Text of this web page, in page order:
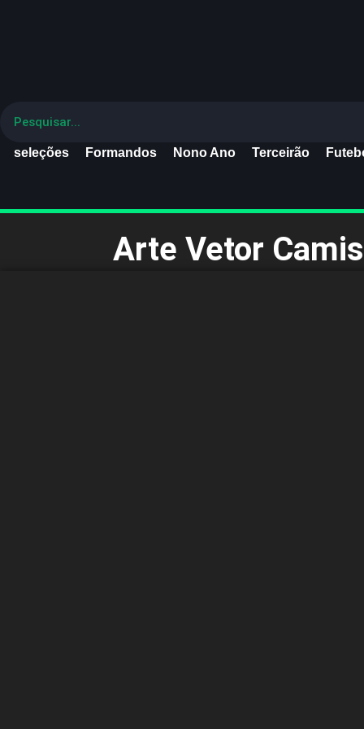
seleções Formandos Nono Ano Terceirão
Arte Vetor